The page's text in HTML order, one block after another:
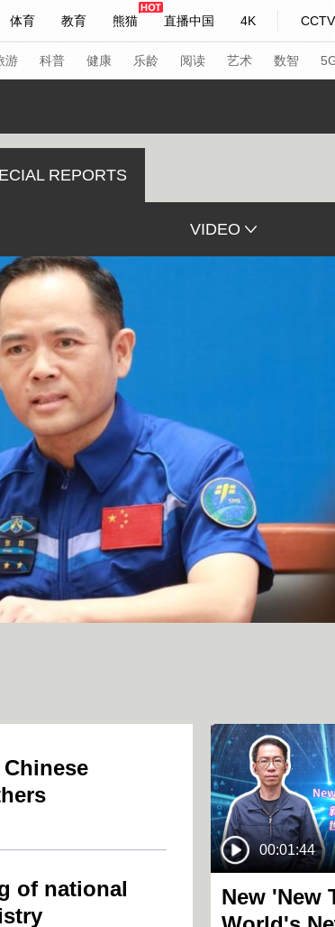
体育 教育 熊猫 直播中国 4K
妙语 热解读 天天学习
主持人 下载央视影音
游 科普 健康 乐龄 阅读 艺术 数智
人物 公益 图片
央视网评 光华锐评
频道 VR/AR 4K专区
请入列 人生第一次
奥会 CBA NBA
体育江湖 文化体育
央博 非遗 文化 旅游
云起 超级工厂 智敬中国 全民健康
热播榜 总台企业白名单
REPORTS
VIDEO
of national
00:01:44
New 'New